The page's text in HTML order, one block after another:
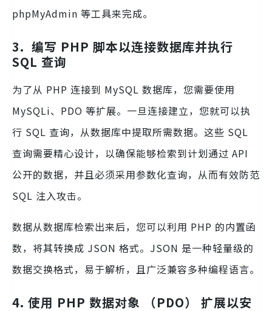
phpMyAdmin 等工具来完成。
3. 编写 PHP 脚本以连接数据库并执行
SQL 查询
为了从 PHP 连接到 MySQL 数据库，您需要使用
MySQLi、PDO 等扩展。一旦连接建立，您就可以执
行 SQL 查询，从数据库中提取所需数据。这些 SQL
查询需要精心设计，以确保能够检索到计划通过 API
公开的数据，并且必须采用参数化查询，从而有效防范
SQL 注入攻击。
数据从数据库检索出来后，您可以利用 PHP 的内置函
数，将其转换成 JSON 格式。JSON 是一种轻量级的
数据交换格式，易于解析，且广泛兼容多种编程语言。
4. 使用 PHP 数据对象 （PDO） 扩展以安